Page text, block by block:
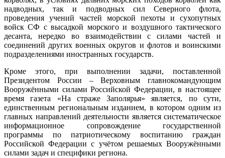
надводных, так и подводных сил Северного флота,
проведения учений частей морской пехоты и сухопутных
войск СФ с высадкой морского и воздушного тактического
десанта, нередко во взаимодействии с силами частей и
соединений других военных округов и флотов и воинскими
подразделениями иностранных государств.
Кроме этого, при выполнении задачи, поставленной
Президентом России – Верховным главнокомандующим
Вооружёнными силами Российской Федерации, в настоящее
время газета «На страже Заполярья» является, по сути,
единственным региональным изданием, в котором одним из
главных направлений деятельности является систематическое
информационное сопровождение государственной
программы по патриотическому воспитанию граждан
Российской Федерации с учётом решаемых Вооружёнными
силами задач и специфики региона.